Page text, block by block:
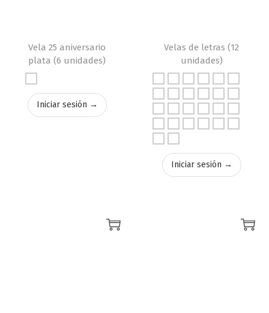
Vela 25 aniversario
plata (6 unidades)
Iniciar sesión →
Velas de letras (12
unidades)
Iniciar sesión →